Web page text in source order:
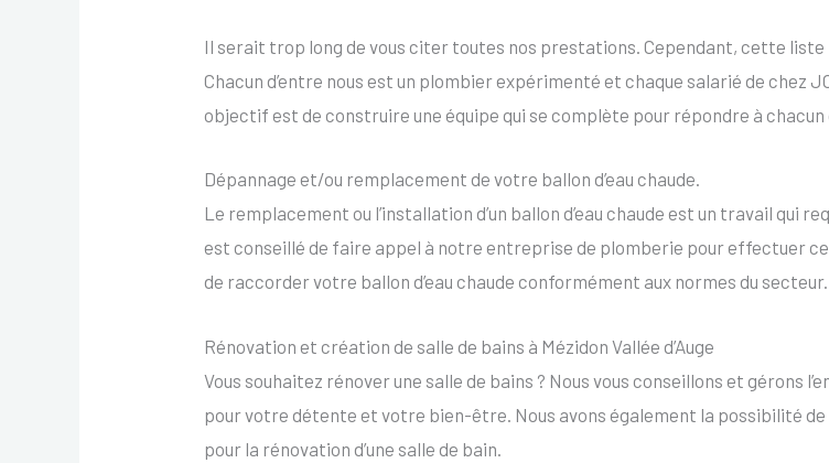
Il serait trop long de vous citer toutes nos prestations. Cependant, cette liste
Chacun d’entre nous est un plombier expérimenté et chaque salarié de chez
objectif est de construire une équipe qui se complète pour répondre à
Dépannage et/ou remplacement de votre ballon d’eau chaude.
Le remplacement ou l’installation d’un ballon d’eau chaude est un travail qui
est conseillé de faire appel à notre entreprise de plomberie pour effectuer
de raccorder votre ballon d’eau chaude conformément aux normes du secteur.
Rénovation et création de salle de bains à Mézidon Vallée d’Auge
Vous souhaitez rénover une salle de bains ? Nous vous conseillons et gérons
pour votre détente et votre bien-être. Nous avons également la possibilité
pour la rénovation d’une salle de bain.